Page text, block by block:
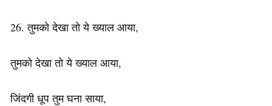
26. तुमको देखा तो ये ख्याल आया,
तुमको देखा तो ये ख्याल आया,
जिंदगी धूप तुम घना साया,